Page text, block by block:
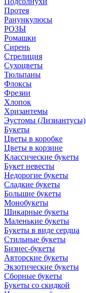
Протея
Ранункулюсы
РОЗЫ
Ромашки
Сирень
Стрелиция
Сухоцветы
Тюльпаны
Флоксы
Фрезии
Хлопок
Хризантемы
Эустомы (Лизиантусы)
Букеты
Цветы в коробке
Цветы в корзине
Классические букеты
Букет невесты
Недорогие букеты
Сладкие букеты
Большие букеты
Монобукеты
Шикарные букеты
Маленькие букеты
Букеты в виде сердца
Стильные букеты
Бизнес-букеты
Авторские букеты
Экзотические букеты
Сборные букеты
Букеты со скидкой